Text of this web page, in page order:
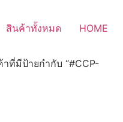
สินค้าทั้งหมด HOME
ที่มีป้ายกำกับ “#CCP-